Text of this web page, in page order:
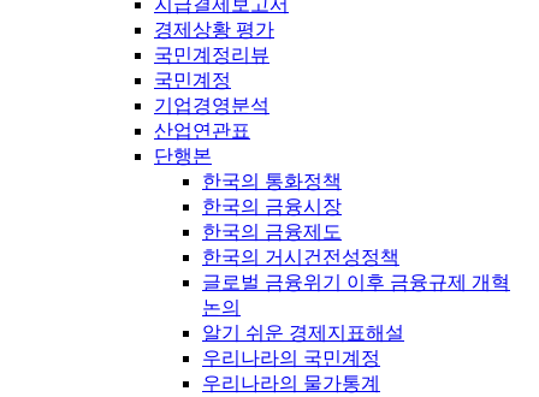
지급결제보고서
경제상황 평가
국민계정리뷰
국민계정
기업경영분석
산업연관표
단행본
한국의 통화정책
한국의 금융시장
한국의 금융제도
한국의 거시건전성정책
글로벌 금융위기 이후 금융규제 개혁
논의
알기 쉬운 경제지표해설
우리나라의 국민계정
우리나라의 물가통계